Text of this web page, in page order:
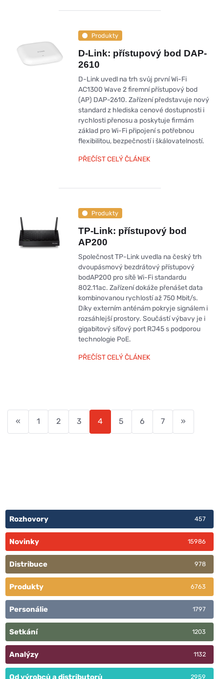
Produkty
D-Link: přístupový bod DAP-
2610
D-Link uvedl na trh svůj první Wi-Fi
AC1300 Wave 2 firemní přístupový bod
(AP) DAP-2610. Zařízení představuje nový
standard z hlediska cenové dostupnosti i
rychlosti přenosu a poskytuje firmám
základ pro Wi-Fi připojení s potřebnou
flexibilitou, bezpečností i škálovatelností.
PŘEČÍST CELÝ ČLÁNEK
Produkty
TP-Link: přístupový bod
AP200
Společnost TP-Link uvedla na český trh
dvoupásmový bezdrátový přístupový
bodAP200 pro sítě Wi-Fi standardu
802.11ac. Zařízení dokáže přenášet data
kombinovanou rychlostí až 750 Mbit/s.
Díky externím anténám pokryje signálem i
rozsáhlejší prostory. Součástí výbavy je i
gigabitový síťový port RJ45 s podporou
technologie PoE.
PŘEČÍST CELÝ ČLÁNEK
« 1 2 3 4 5 6 7 »
Rozhovory 457
Novinky 15986
Distribuce 978
Produkty 6763
Personálie 1797
Setkání 1203
Analýzy 1132
Od výrobců a distributorů 2959